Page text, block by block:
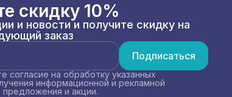
скидку 10%
и новости и получите скидку на
заказ
Подписаться
на обработку указанных
информационной и рекламной
и акции.